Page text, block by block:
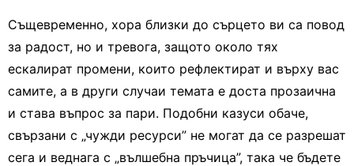
Същевременно, хора близки до сърцето ви са повод
за радост, но и тревога, защото около тях
ескалират промени, които рефлектират и върху вас
самите, а в други случаи темата е доста прозаична
и става въпрос за пари. Подобни казуси обаче,
свързани с „чужди ресурси” не могат да се разрешат
сега и веднага с „вълшебна пръчица”, така че бъдете